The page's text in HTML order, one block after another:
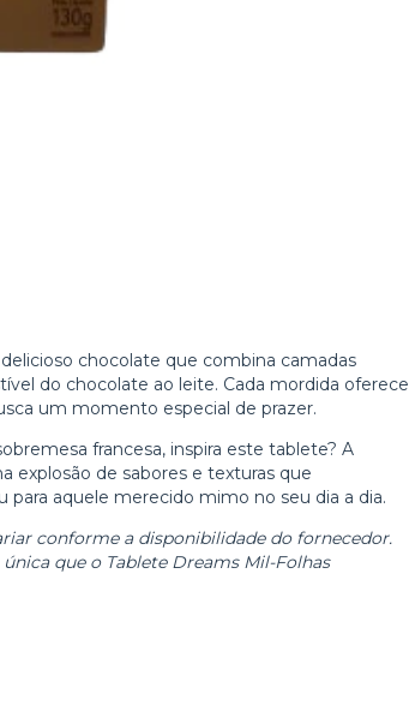
chocolate que combina camadas
do chocolate ao leite. Cada mordida oferece
um momento especial de prazer.
francesa, inspira este tablete? A
explosão de sabores e texturas que
para aquele merecido mimo no seu dia a dia.
conforme a disponibilidade do fornecedor.
que o Tablete Dreams Mil-Folhas